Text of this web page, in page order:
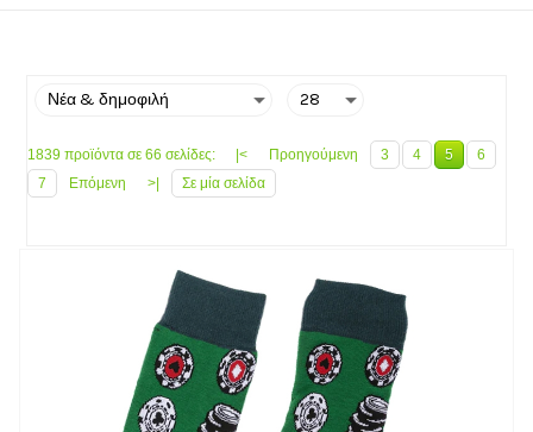
1839 προϊόντα σε 66 σελίδες: |< Προηγούμενη 3 4 5
6
7
Επόμενη >| Σε μία σελίδα